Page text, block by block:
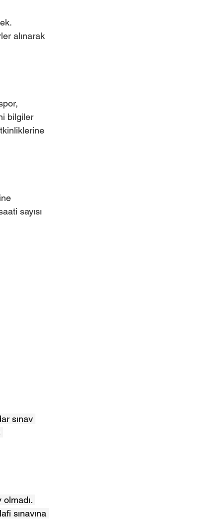
alınarak
bilgiler
sayısı
sınav
sınavına